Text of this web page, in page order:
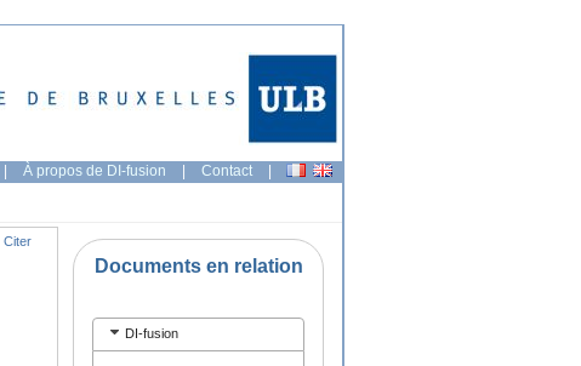
| À propos de DI-fusion | Contact |
Citer
Documents en relation
DI-fusion